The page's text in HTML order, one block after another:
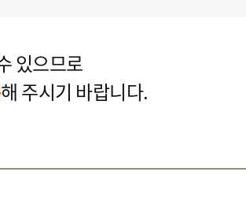
있으므로
해 주시기 바랍니다.